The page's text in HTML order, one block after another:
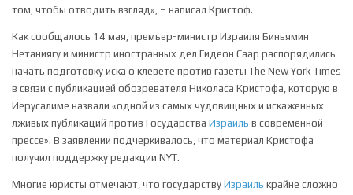
том, чтобы отводить взгляд», – написал Кристоф.
Как сообщалось 14 мая, премьер-министр Израиля Биньямин
Нетаниягу и министр иностранных дел Гидеон Саар распорядились
начать подготовку иска о клевете против газеты The New York Times
в связи с публикацией обозревателя Николаса Кристофа, которую в
Иерусалиме назвали «одной из самых чудовищных и искаженных
лживых публикаций против Государства Израиль в современной
прессе». В заявлении подчеркивалось, что материал Кристофа
получил поддержку редакции NYT.
Многие юристы отмечают, что государству Израиль крайне сложно